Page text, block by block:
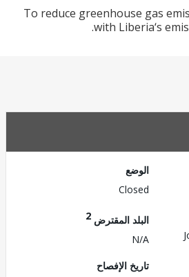
To reduce greenhouse
with
البلد المقترض
تاريخ الإفصاح